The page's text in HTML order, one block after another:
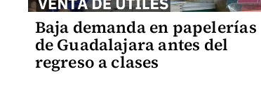
Baja demanda en papelerías
de Guadalajara antes del
regreso a clases